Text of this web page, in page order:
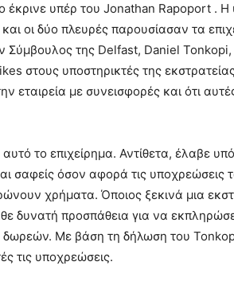
έκρινε υπέρ του Jonathan Rapoport . Η
οι δύο πλευρές παρουσίασαν τα
Σύμβουλος της Delfast, Daniel Tonkopi,
στους υποστηρικτές της
εταιρεία με συνεισφορές και ότι
το επιχείρημα. Αντίθετα, έλαβε
σαφείς όσον αφορά τις υποχρεώσεις
χρήματα. Όποιος ξεκινά μια
δυνατή προσπάθεια για να
δωρεών. Με βάση τη δήλωση του
τις υποχρεώσεις.